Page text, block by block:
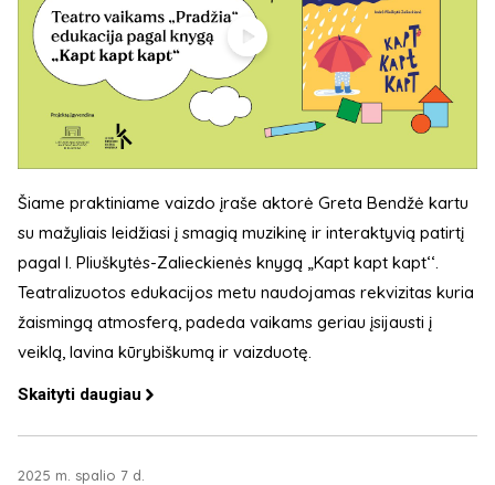
Šiame praktiniame vaizdo įraše aktorė Greta Bendžė kartu
su mažyliais leidžiasi į smagią muzikinę ir interaktyvią patirtį
pagal I. Pliuškytės-Zalieckienės knygą „Kapt kapt kapt‘‘.
Teatralizuotos edukacijos metu naudojamas rekvizitas kuria
žaismingą atmosferą, padeda vaikams geriau įsijausti į
veiklą, lavina kūrybiškumą ir vaizduotę.
Skaityti daugiau
2025 m. spalio 7 d.